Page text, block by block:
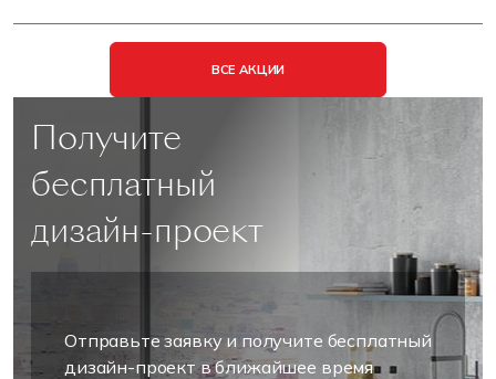
ВСЕ АКЦИИ
Получите
бесплатный
дизайн-проект
Отправьте заявку и получите бесплатный
дизайн-проект в ближайшее время